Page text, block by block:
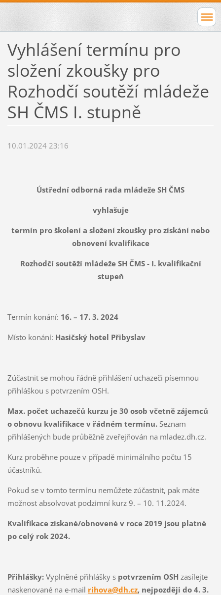
Vyhlášení termínu pro
složení zkoušky pro
Rozhodčí soutěží mládeže
SH ČMS I. stupně
10.01.2024 23:16
Ústřední odborná rada mládeže SH ČMS
vyhlašuje
termín pro školení a složení zkoušky pro získání nebo
obnovení kvalifikace
Rozhodčí soutěží mládeže SH ČMS - I. kvalifikační
stupeň
Termín konání: 16. – 17. 3. 2024
Místo konání: Hasičský hotel Přibyslav
Zúčastnit se mohou řádně přihlášení uchazeči písemnou
přihláškou s potvrzením OSH.
Max. počet uchazečů kurzu je 30 osob včetně zájemců
o obnovu kvalifikace v řádném termínu. Seznam
přihlášených bude průběžně zveřejňován na mladez.dh.cz.
Kurz proběhne pouze v případě minimálního počtu 15
účastníků.
Pokud se v tomto termínu nemůžete zúčastnit, pak máte
možnost absolvovat podzimní kurz 9. – 10. 11.2024.
Kvalifikace získané/obnovené v roce 2019 jsou platné
po celý rok 2024.
Přihlášky: Vyplněné přihlášky s potvrzením OSH zasílejte
naskenované na e-mail rihova@dh.cz, nejpozději do 4. 3.